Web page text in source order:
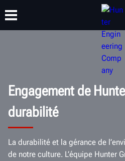
Engagement de
durabilité
La durabilité et la gérance de
de notre culture. L’équipe Hunter